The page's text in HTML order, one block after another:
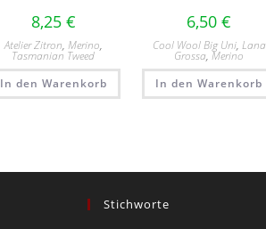
8,25 €
Atelier Zitron, Merino,
Tasmanian Tweed
In den Warenkorb
6,50€
Cool Wool Big Uni, Lana
Grossa,Merino
In den Warenkorb
Stichworte